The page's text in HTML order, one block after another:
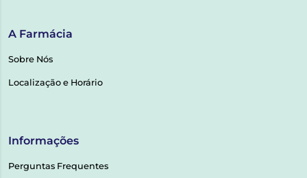
A Farmácia
Sobre Nós
Localização e Horário
Informações
Perguntas Frequentes